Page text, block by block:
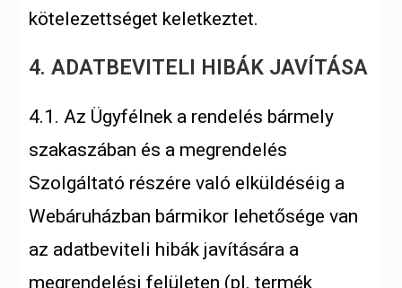
kötelezettséget keletkeztet.
4. ADATBEVITELI HIBÁK JAVÍTÁSA
4.1. Az Ügyfélnek a rendelés bármely
szakaszában és a megrendelés
Szolgáltató részére való elküldéséig a
Webáruházban bármikor lehetősége van
az adatbeviteli hibák javítására a
megrendelési felületen (pl. termék